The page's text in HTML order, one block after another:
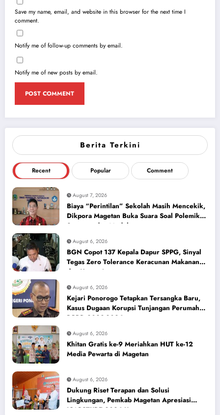
Berita Terkini
Recent Popular Comment
August 7, 2026
Biaya “Perintilan” Sekolah Masih Mencekik,
Dikpora Magetan Buka Suara Soal Polemik
Seragam dan Modul
August 6, 2026
BGN Copot 137 Kepala Dapur SPPG, Sinyal
Tegas Zero Tolerance Keracunan Makanan
dan Korupsi
August 6, 2026
Kejari Ponorogo Tetapkan Tersangka Baru,
Kasus Dugaan Korupsi Tunjangan Perumahan
DPRD 2023-2026
August 6, 2026
Khitan Gratis ke-9 Meriahkan HUT ke-12
Media Pewarta di Magetan
August 6, 2026
Dukung Riset Terapan dan Solusi
Lingkungan, Pemkab Magetan Apresiasi
ICAPSTURE 2026 Unesa
Save my name, email, and website in this browser for the next time I
comment.
Notify me of follow-up comments by email.
Notify me of new posts by email.